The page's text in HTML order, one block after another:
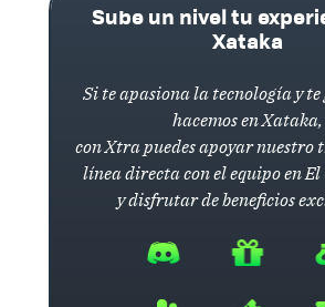
Sube un nivel tu
Xataka
Si te apasiona la tecnología y te
hacemos en Xataka,
con Xtra puedes apoyar nuestro
línea directa con el equipo en
y disfrutar de beneficios